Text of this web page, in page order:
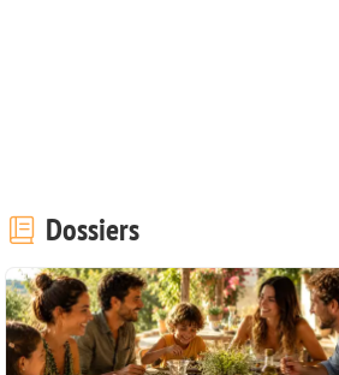
Dossiers